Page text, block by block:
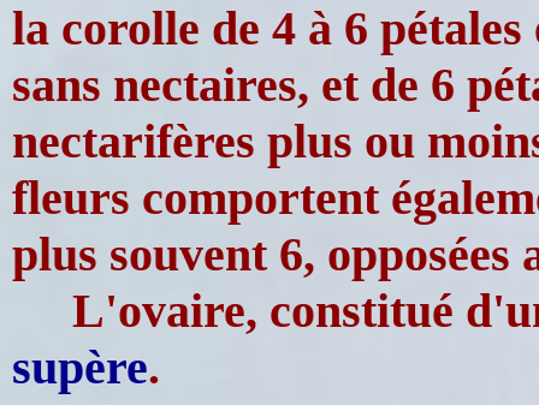
la corolle de 4 à 6
sans nectaires, et de 6
nectarifères plus ou
fleurs comportent
plus souvent 6, opposées
L'ovaire, constitué
supère.